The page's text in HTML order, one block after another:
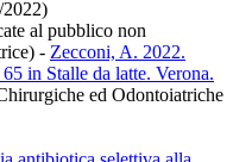
al pubblico non
- Zecconi, A. 2022.
in Stalle da latte. Verona.
ed Odontoiatriche